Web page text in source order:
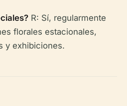
R: Sí, regularmente
florales estacionales,
y exhibiciones.